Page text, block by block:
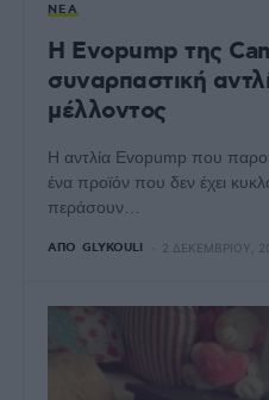
ΝΈΑ
H Evopump της
συναρπαστική
μέλλοντος
Η αντλία Evopump που
ένα προϊόν που δεν έχει
περάσουν…
ΑΠΌ GLYKOULI 2 ΔΕΚΕΜΒΡΊΟΥ,